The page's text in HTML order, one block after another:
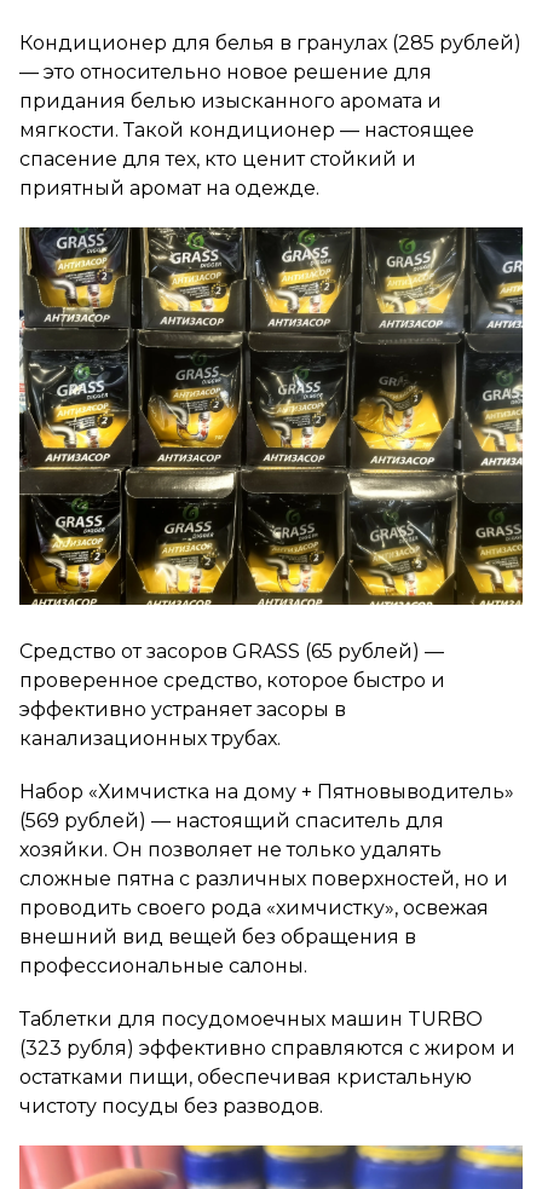
Кондиционер для белья в гранулах (285 рублей)
— это относительно новое решение для
придания белью изысканного аромата и
мягкости. Такой кондиционер — настоящее
спасение для тех, кто ценит стойкий и
приятный аромат на одежде.
Средство от засоров GRASS (65 рублей) —
проверенное средство, которое быстро и
эффективно устраняет засоры в
канализационных трубах.
Набор «Химчистка на дому + Пятновыводитель»
(569 рублей) — настоящий спаситель для
хозяйки. Он позволяет не только удалять
сложные пятна с различных поверхностей, но и
проводить своего рода «химчистку», освежая
внешний вид вещей без обращения в
профессиональные салоны.
Таблетки для посудомоечных машин TURBO
(323 рубля) эффективно справляются с жиром и
остатками пищи, обеспечивая кристальную
чистоту посуды без разводов.